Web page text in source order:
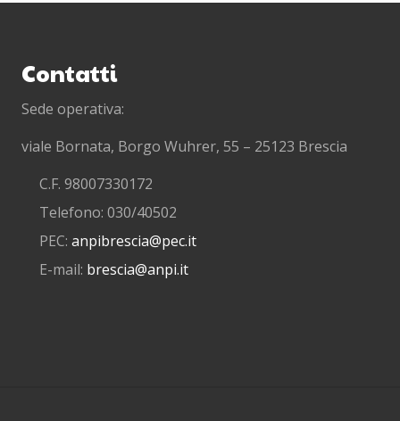
Contatti
Sede operativa:
viale Bornata, Borgo Wuhrer, 55 – 25123 Brescia
C.F. 98007330172
Telefono: 030/40502
PEC: anpibrescia@pec.it
E-mail: brescia@anpi.it